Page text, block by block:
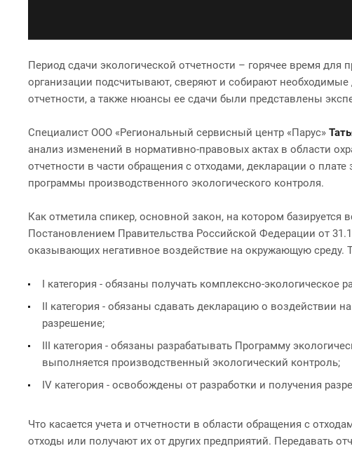
Период сдачи экологической отчетности – горячее время для
организации подсчитывают, сверяют и собирают
отчетности, а также нюансы ее сдачи были представлены
Специалист ООО «Региональный сервисный центр «Парус»
анализ изменений в нормативно-правовых актах в области
отчетности в части обращения с отходами, декларации о
программы производственного экологического контроля.
Как отметила спикер, основной закон, на котором
Постановлением Правительства Российской Федерации от
оказывающих негативное воздействие на окружающую среду.
I категория - обязаны получать комплексно-экологическое
II категория - обязаны сдавать декларацию о воздействии
разрешение;
III категория - обязаны разрабатывать Программу
выполняется производственный экологический контроль;
IV категория - освобождены от разработки и получения
Что касается учета и отчетности в области обращения с
отходы или получают их от других предприятий. Передавать